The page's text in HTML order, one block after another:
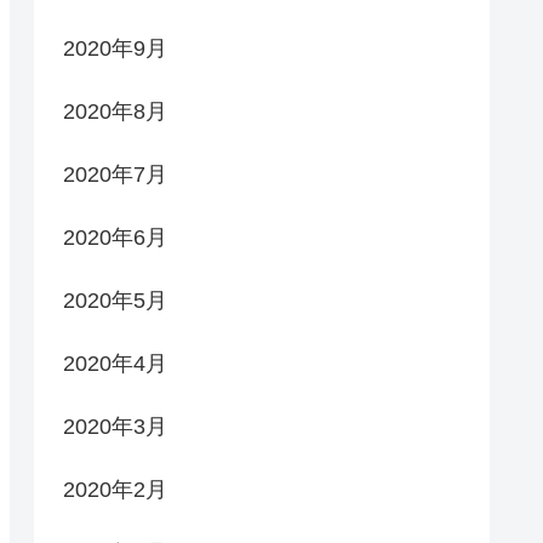
2020年9月
2020年8月
2020年7月
2020年6月
2020年5月
2020年4月
2020年3月
2020年2月